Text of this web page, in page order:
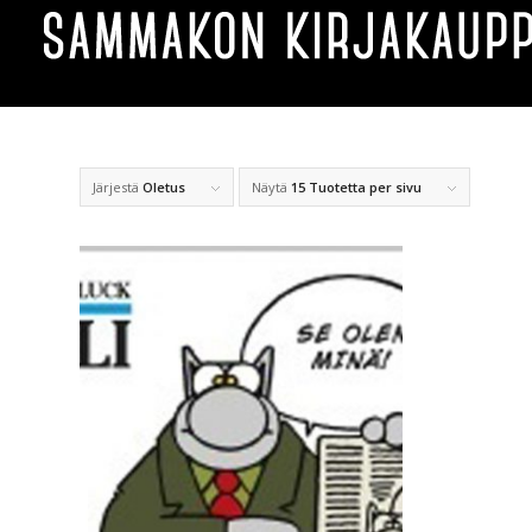
Järjestä Oletus Näytä 15 Tuotetta per sivu